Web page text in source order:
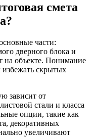
смета
части:
дверного блока и
на объекте. Понимание
избежать скрытых
зависит от
стали и класса
опции, такие как
декоративных
увеличивают